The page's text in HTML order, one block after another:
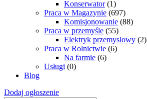
Konserwator (1)
Praca w Magazynie (697)
Komisjonowanie (88)
Praca w przemyśle (55)
Elektryk przemyslowy (2)
Praca w Rolnictwie (6)
Na farmie (6)
Usługi (0)
Blog
Dodaj ogłoszenie